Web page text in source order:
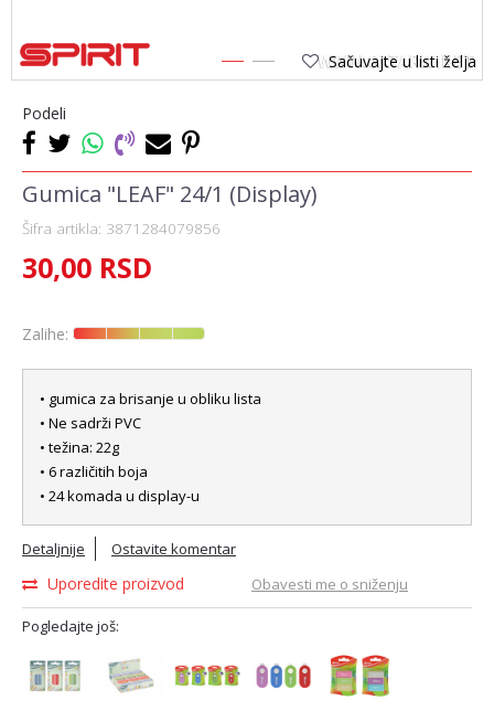
1 2 Sačuvajte u listi želja
Podeli
Gumica "LEAF" 24/1 (Display)
Šifra artikla: 3871284079856
30,00 RSD
Zalihe:
• gumica za brisanje u obliku lista
• Ne sadrži PVC
• težina: 22g
• 6 različitih boja
• 24 komada u display-u
Detaljnije Ostavite komentar
Uporedite proizvod Obavesti me o sniženju
Pogledajte još: